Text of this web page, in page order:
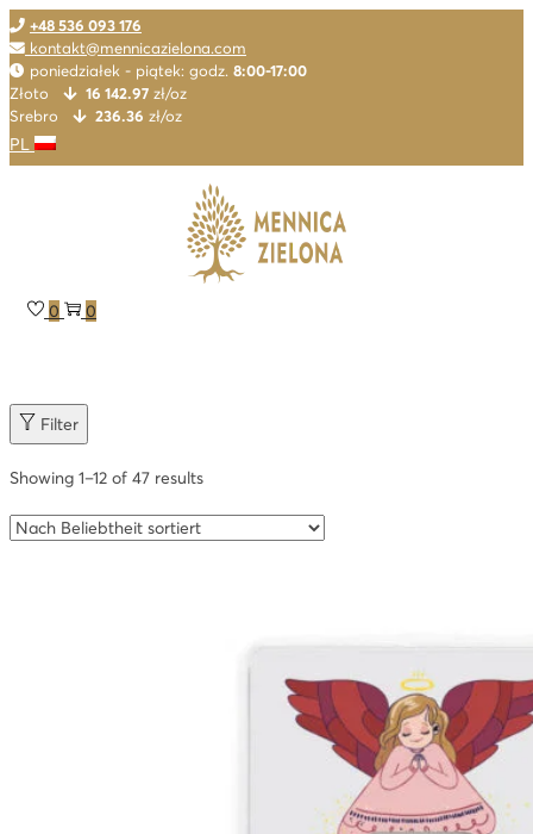
+48 536 093 176
kontakt@mennicazielona.com
poniedziałek - piątek: godz. 8:00-17:00
Złoto
16 142.97 zł/oz
Srebro
236.36 zł/oz
PL
0 0
Filter
Showing 1–12 of 47 results